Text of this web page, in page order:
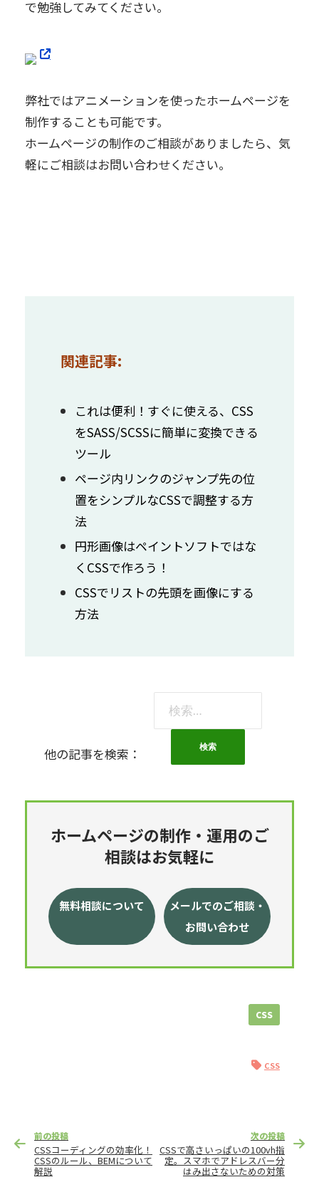
で勉強してみてください。
弊社ではアニメーションを使ったホームページを
制作することも可能です。
ホームページの制作のご相談がありましたら、気
軽にご相談はお問い合わせください。
関連記事:
これは便利！すぐに使える、CSS
をSASS/SCSSに簡単に変換できる
ツール
ページ内リンクのジャンプ先の位
置をシンプルなCSSで調整する方
法
円形画像はペイントソフトではな
くCSSで作ろう！
CSSでリストの先頭を画像にする
方法
他の記事を検索：
ホームページの制作・運用のご
相談はお気軽に
無料相談について
メールでのご相談・
お問い合わせ
CSS
CSS
稿
前の投稿
CSSコーディングの効率化！
CSSのルール、BEMについて
解説
次の投稿
CSSで高さいっぱいの100vh指
定。スマホでアドレスバー分
はみ出さないための対策